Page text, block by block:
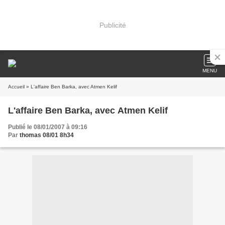
Publicité
MENU
Accueil » L'affaire Ben Barka, avec Atmen Kelif
L'affaire Ben Barka, avec Atmen Kelif
Publié le 08/01/2007 à 09:16
Par thomas 08/01 8h34